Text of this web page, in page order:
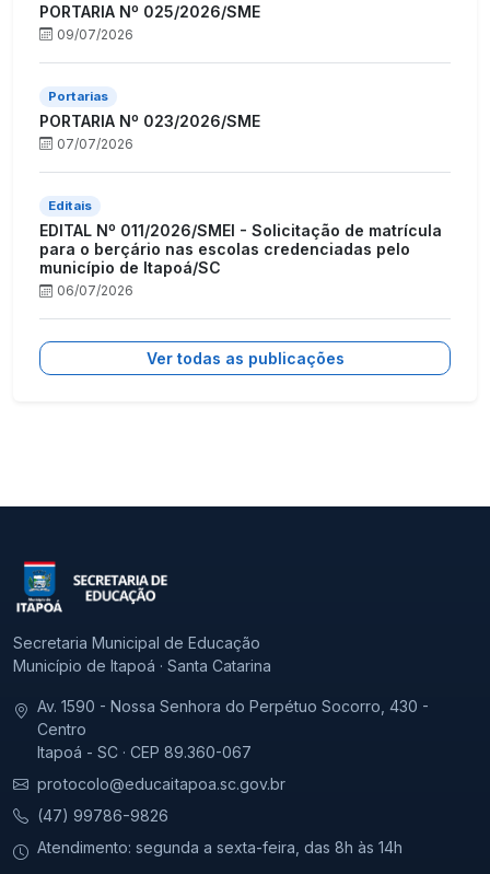
PORTARIA Nº 025/2026/SME
09/07/2026
Portarias
PORTARIA Nº 023/2026/SME
07/07/2026
Editais
EDITAL Nº 011/2026/SMEI - Solicitação de matrícula
para o berçário nas escolas credenciadas pelo
município de Itapoá/SC
06/07/2026
Ver todas as publicações
Secretaria Municipal de Educação
Município de Itapoá · Santa Catarina
Av. 1590 - Nossa Senhora do Perpétuo Socorro, 430 -
Centro
Itapoá - SC · CEP 89.360-067
protocolo@educaitapoa.sc.gov.br
(47) 99786-9826
Atendimento: segunda a sexta-feira, das 8h às 14h